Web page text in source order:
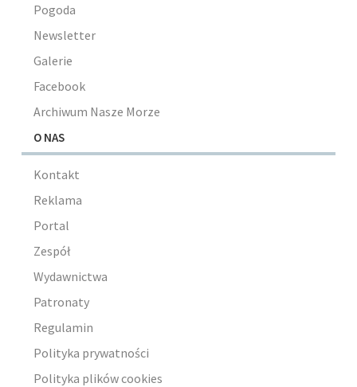
Pogoda
Newsletter
Galerie
Facebook
Archiwum Nasze Morze
O NAS
Kontakt
Reklama
Portal
Zespół
Wydawnictwa
Patronaty
Regulamin
Polityka prywatności
Polityka plików cookies